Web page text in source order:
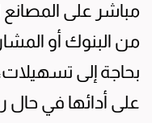
مباشر على المصانع
من البنوك أو
بحاجة إلى
على أدائها في حال